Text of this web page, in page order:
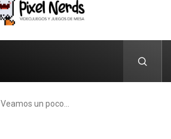
Veamos un poco…